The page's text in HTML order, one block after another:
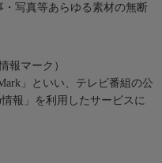
写真等あらゆる素材の無断
報マーク）
」といい、テレビ番組の公
報」を利用したサービスに